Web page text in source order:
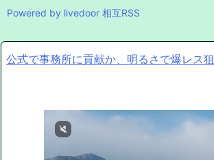
Powered by livedoor 相互RSS
公式で事務所に貢献か、明るさで爆レス